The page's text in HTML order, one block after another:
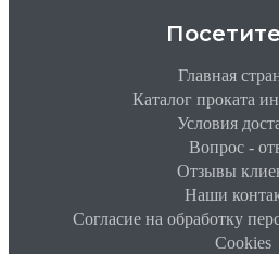
Главная
Каталог проката
Условия
Вопрос -
Отзывы
Наши
Согласие на обработку
Cookies